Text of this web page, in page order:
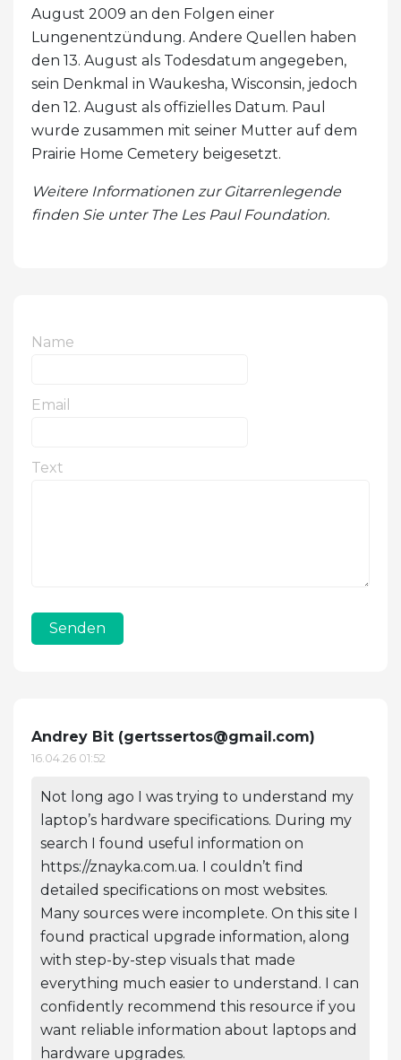
August 2009 an den Folgen einer
Lungenentzündung. Andere Quellen haben
den 13. August als Todesdatum angegeben,
sein Denkmal in Waukesha, Wisconsin, jedoch
den 12. August als offizielles Datum. Paul
wurde zusammen mit seiner Mutter auf dem
Prairie Home Cemetery beigesetzt.
Weitere Informationen zur Gitarrenlegende
finden Sie unter The Les Paul Foundation.
Name
Email
Text
Senden
Andrey Bit (gertssertos@gmail.com)
16.04.26 01:52
Not long ago I was trying to understand my
laptop’s hardware specifications. During my
search I found useful information on
https://znayka.com.ua. I couldn’t find
detailed specifications on most websites.
Many sources were incomplete. On this site I
found practical upgrade information, along
with step-by-step visuals that made
everything much easier to understand. I can
confidently recommend this resource if you
want reliable information about laptops and
hardware upgrades.